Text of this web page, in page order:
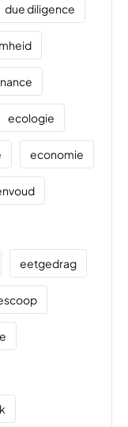
due diligence
ecologie
economie
eetgedrag